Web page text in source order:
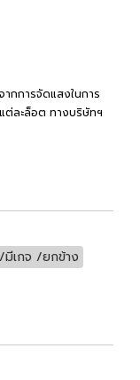
กการจัดแสงในการ
ต่ละล็อต ทางบริษัทฯ
เกจ /ยกข้าง